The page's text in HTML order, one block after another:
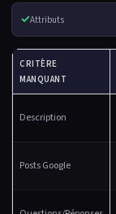
✓Attributs
CRITÈRE
MANQUANT
Description
Posts Google